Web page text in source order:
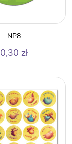
NP8
0,30 zł